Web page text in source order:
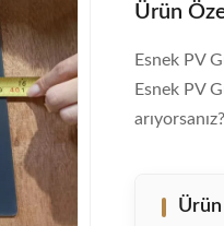
Ürün
Esnek PV
Esnek PV